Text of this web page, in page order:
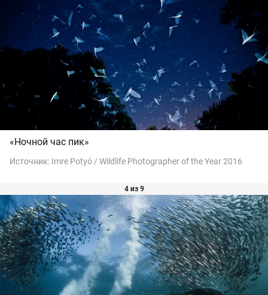
«Ночной час пик»
Источник: Imre Potyó / Wildlife Photographer of the Year 2016
4 из 9